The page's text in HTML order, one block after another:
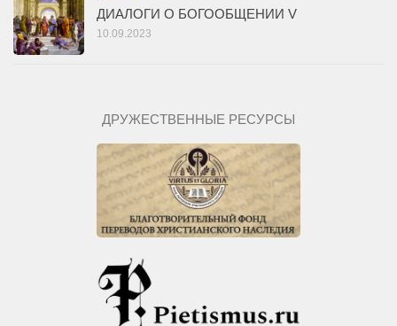
ДИАЛОГИ О БОГООБЩЕНИИ V
10.09.2023
ДРУЖЕСТВЕННЫЕ РЕСУРСЫ